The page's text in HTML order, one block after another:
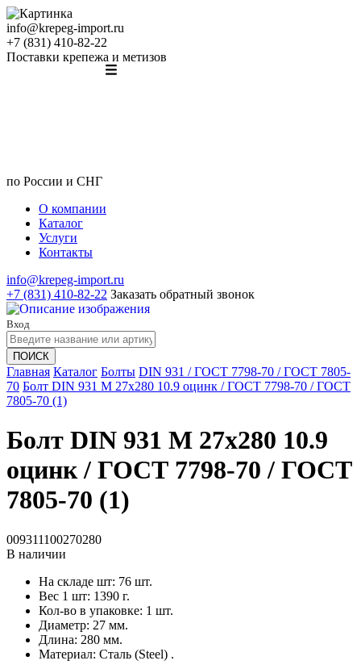
info@krepeg-import.ru
+7 (831) 410-82-22
Поставки крепежа и метизов
по России и СНГ
О компании
Каталог
Услуги
Контакты
info@krepeg-import.ru
+7 (831) 410-82-22 Заказать обратный звонок
Вход
ПОИСК
Главная Каталог Болты DIN 931 / ГОСТ 7798-70 / ГОСТ 7805-
70 Болт DIN 931 M 27x280 10.9 оцинк / ГОСТ 7798-70 / ГОСТ
7805-70 (1)
Болт DIN 931 M 27x280 10.9
оцинк / ГОСТ 7798-70 / ГОСТ
7805-70 (1)
009311100270280
В наличии
На складе шт: 76 шт.
Вес 1 шт: 1390 г.
Кол-во в упаковке: 1 шт.
Диаметр: 27 мм.
Длина: 280 мм.
Материал: Сталь (Steel) .